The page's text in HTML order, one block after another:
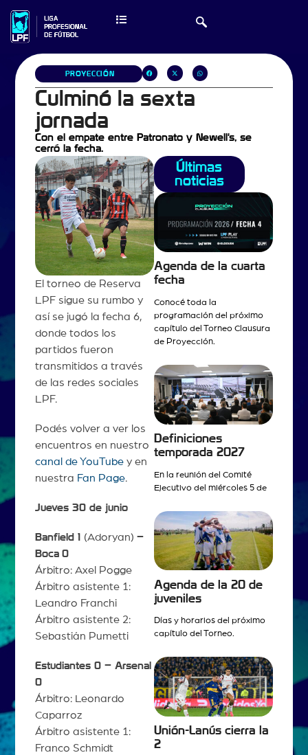
PROYECCIÓN
Culminó la sexta
jornada
Con el empate entre Patronato y Newell's, se
cerró la fecha.
El torneo de Reserva
LPF sigue su rumbo y
así se jugó la fecha 6,
donde todos los
partidos fueron
transmitidos a través
de las redes sociales
LPF.
Podés volver a ver los
encuentros en nuestro
canal de YouTubey en
nuestra Fan Page.
Jueves 30 de junio
Banfield 1 (Adoryan) –
Boca 0
Árbitro: Axel Pogge
Árbitro asistente 1:
Leandro Franchi
Árbitro asistente 2:
Sebastián Pumetti
Estudiantes 0 – Arsenal
0
Árbitro: Leonardo
Caparroz
Árbitro asistente 1:
Franco Schmidt
Últimas
noticias
Agenda de la cuarta
fecha
Conocé toda la
programación del próximo
capítulo del Torneo Clausura
de Proyección.
Definiciones
temporada 2027
En la reunión del Comité
Ejecutivo del miércoles 5 de
Agenda de la 20 de
juveniles
Días y horarios del próximo
capítulo del Torneo.
Unión-Lanús cierra la
2